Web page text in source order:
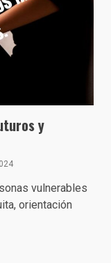
y
vulnerables
orientación